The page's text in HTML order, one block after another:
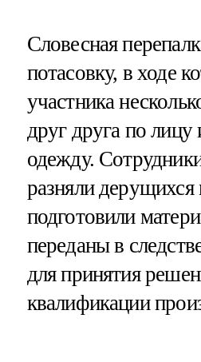
Словесная
потасовку, в ходе
участника
друг друга по лицу
одежду.
разняли
подготовили
переданы в
для принятия
квалификации